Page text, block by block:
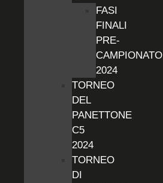
FASI
FINALI
PRE-
CAMPIONATO
2024
TORNEO
DEL
PANETTONE
C5
2024
TORNEO
DI